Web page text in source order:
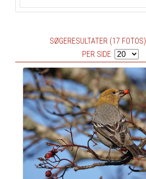
SØGERESULTATER (17 FOTOS)
PER SIDE: